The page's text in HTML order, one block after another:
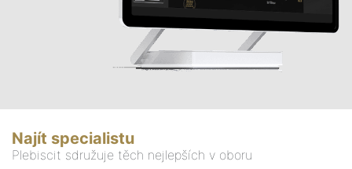
Najít specialistu
Plebiscit sdružuje těch nejlepších v oboru